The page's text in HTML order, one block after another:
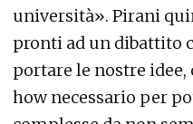
università». Pirani
pronti ad un dibattito
portare le nostre
how necessario per